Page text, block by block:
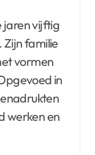
jaren vijftig
familie
vormen
in
werken en